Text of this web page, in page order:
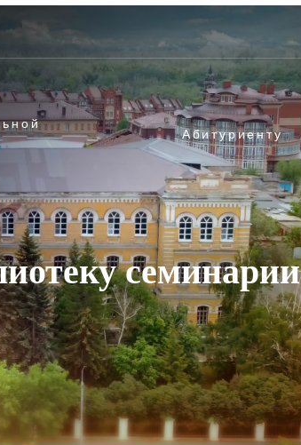
Абитуриенту
семинарии